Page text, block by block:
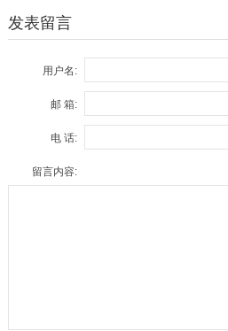
发表留言
用户名:
邮 箱:
电 话:
留言内容: